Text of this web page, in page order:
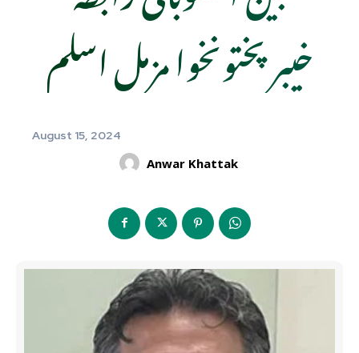
خیبرپختونخوا مزمل اسلم
August 15, 2024
Anwar Khattak